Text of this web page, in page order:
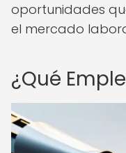
oportunidades
el mercado
¿Qué